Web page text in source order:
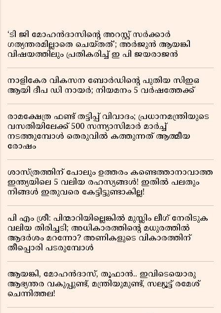
‘ടി ജി മോഹൻദാസിൻ്റെ അറസ്റ്റ് സർക്കാർ
ഗത്യന്തരമില്ലാതെ ചെയ്തത്’; അർജുൻ ആയങ്കി
വിഷയത്തിലും പ്രതികരിച്ച് ഇ പി ജയരാജൻ
നാളികേര വികസന ബോർഡിൻ്റെ പുതിയ സിഇഒ
ആയി ദീപ ഡി നായർ; നിയമനം 5 വർഷത്തേക്ക് ​​​​​​​
രാമക്ഷേത്ര ഫണ്ട് തട്ടിപ്പ് വിവാദം; പ്രധാനമന്ത്രിയുടെ
വസതിയിലേക്ക് 500 സന്ന്യാസിമാർ മാർച്ച്
നടത്തുമ്പോൾ തെരുവിൽ കത്തുന്നത് ആത്മീയ
രോഷം
ശാസ്ത്രത്തിന് പോലും ഉത്തരം കണ്ടെത്താനാവാത്ത
ഇന്ത്യയിലെ 5 വലിയ രഹസ്യങ്ങൾ! ഇതിൽ പലതും
നിങ്ങൾ ഇതുവരെ കേട്ടിട്ടുണ്ടാകില്ല!
പി എം ശ്രീ: പിന്മാറിയില്ലെങ്കിൽ മുസ്ലിം ലീഗ് നേരിടുക
വലിയ തിരിച്ചടി; അധികാരത്തിന്റെ മധുരത്തിൽ
ആദർശം മറന്നോ? അണികളുടെ വികാരത്തിന്
തീപ്പൊരി പടരുമ്പോൾ
ആയങ്കി, മോഹൻദാസ്, തൂഫാൻ.. ഇവിടെയൊരു
ആഭ്യന്തര വകുപ്പുണ്ട്, മന്ത്രിയുമുണ്ട്, സല്യൂട്ട് രമേശ്‌
ചെന്നിത്തല!